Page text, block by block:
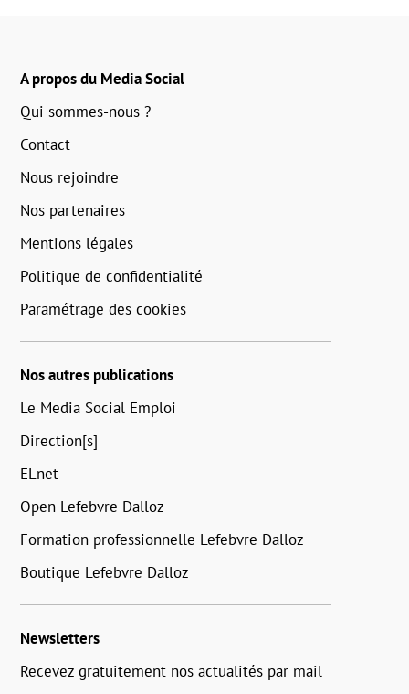
A propos du Media Social
Qui sommes-nous ?
Contact
Nous rejoindre
Nos partenaires
Mentions légales
Politique de confidentialité
Paramétrage des cookies
Nos autres publications
Le Media Social Emploi
Direction[s]
ELnet
Open Lefebvre Dalloz
Formation professionnelle Lefebvre Dalloz
Boutique Lefebvre Dalloz
Newsletters
Recevez gratuitement nos actualités par mail